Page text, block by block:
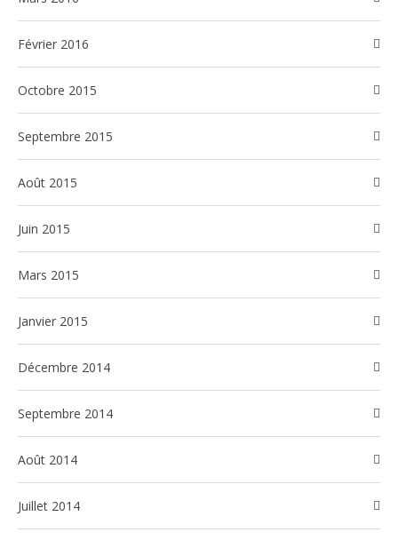
février 2016
octobre 2015
septembre 2015
août 2015
juin 2015
mars 2015
janvier 2015
décembre 2014
septembre 2014
août 2014
juillet 2014